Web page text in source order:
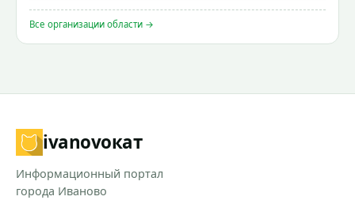
Все организации области →
ivanovoкат
Информационный портал
города Иваново